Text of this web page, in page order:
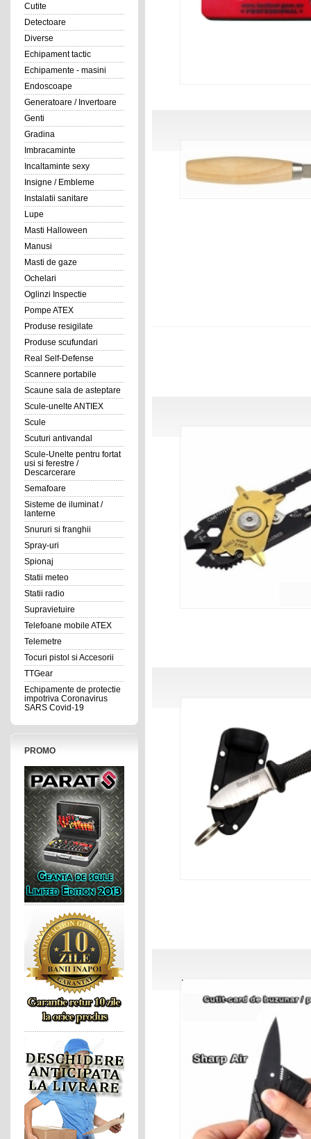
Cutite
Detectoare
Diverse
Echipament tactic
Echipamente - masini
Endoscoape
Generatoare / Invertoare
Genti
Gradina
Imbracaminte
Incaltaminte sexy
Insigne / Embleme
Instalatii sanitare
Lupe
Masti Halloween
Manusi
Masti de gaze
Ochelari
Oglinzi Inspectie
Pompe ATEX
Produse resigilate
Produse scufundari
Real Self-Defense
Scannere portabile
Scaune sala de asteptare
Scule-unelte ANTIEX
Scule
Scuturi antivandal
Scule-Unelte pentru fortat
usi si ferestre /
Descarcerare
Semafoare
Sisteme de iluminat /
lanterne
Snururi si franghii
Spray-uri
Spionaj
Statii meteo
Statii radio
Supravietuire
Telefoane mobile ATEX
Telemetre
Tocuri pistol si Accesorii
TTGear
Echipamente de protectie
impotriva Coronavirus
SARS Covid-19
PROMO